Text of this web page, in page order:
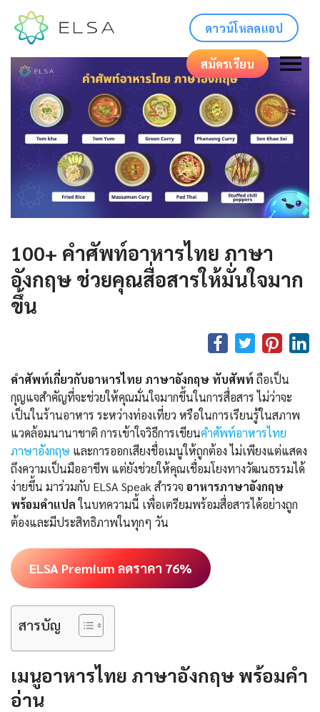
ดาวน์โหลดแอป
สมัครเรียน
100+ คําศัพท์อาหารไทย ภาษา
อังกฤษ ช่วยคุณสื่อสารให้มั่นใจมาก
ขึ้น
คำศัพท์เกี่ยวกับอาหารไทย ภาษาอังกฤษ ทับศัพท์ ถือเป็น
กุญแจสำคัญที่จะช่วยให้คุณมั่นใจมากขึ้นในการสื่อสาร ไม่ว่าจะ
เป็นในร้านอาหาร ระหว่างท่องเที่ยว หรือในการเรียนรู้ในสภาพ
แวดล้อมนานาชาติ การเข้าใจวิธีการเขียนคําศัพท์อาหารไทย
ภาษาอังกฤษ และการออกเสียงชื่อเมนูให้ถูกต้อง ไม่เพียงแต่แสดง
ถึงความเป็นมืออาชีพ แต่ยังช่วยให้คุณเชื่อมโยงทางวัฒนธรรมได้
ง่ายขึ้น มาร่วมกับ ELSA Speak สำรวจ อาหารภาษาอังกฤษ
พร้อมคำแปลในบทความนี้ เพื่อเตรียมพร้อมสื่อสารได้อย่างถูก
ต้องและมีประสิทธิภาพในทุกๆ วัน
ELSA Premium ลดราคา 76%
สารบัญ
เมนูอาหารไทย ภาษาอังกฤษ พร้อมคํา
อ่าน